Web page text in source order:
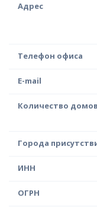
Адрес
Телефон офиса
E-mail
Количество домов
Города
ИНН
ОГРН